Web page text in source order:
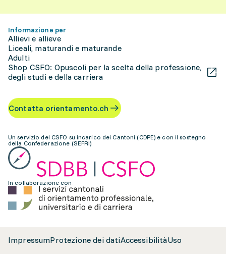
Informazione per
Allievi e allieve
Liceali, maturandi e maturande
Adulti
Shop CSFO: Opuscoli per la scelta della professione,
degli studi e della carriera
Contatta orientamento.ch
Un servizio del CSFO su incarico dei Cantoni (CDPE) e con il sostegno
della Confederazione (SEFRI)
In collaborazione con:
ImpressumProtezione dei datiAccessibilitàUso